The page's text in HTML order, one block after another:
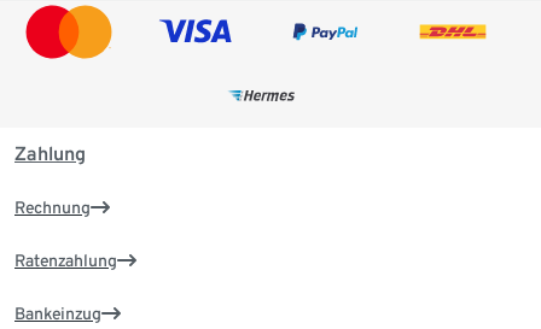
Zahlung
Rechnung
Ratenzahlung
Bankeinzug